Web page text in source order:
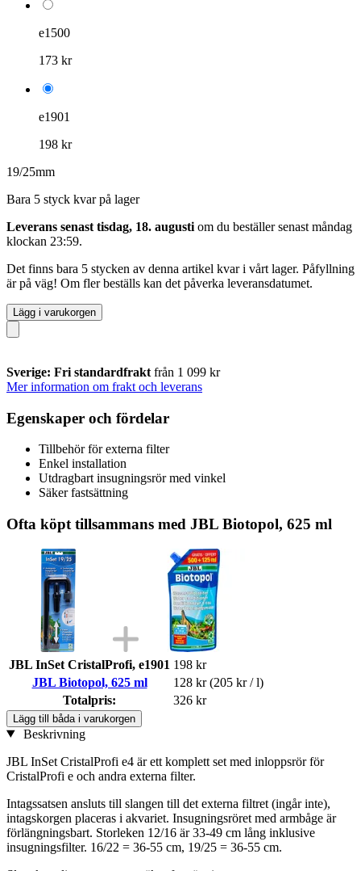
e1500
173 kr
e1901
198 kr
19/25mm
Bara 5 styck kvar på lager
Leverans senast tisdag, 18. augusti om du beställer senast måndag
klockan 23:59.
Det finns bara 5 stycken av denna artikel kvar i vårt lager. Påfyllning
är på väg! Om fler beställs kan det påverka leveransdatumet.
Lägg i varukorgen
Sverige: Fri standardfrakt från 1 099 kr
Mer information om frakt och leverans
Egenskaper och fördelar
Tillbehör för externa filter
Enkel installation
Utdragbart insugningsrör med vinkel
Säker fastsättning
Ofta köpt tillsammans med JBL Biotopol, 625 ml
JBL InSet CristalProfi, e1901 198 kr
JBL Biotopol, 625 ml
128 kr (205 kr / l)
Totalpris:
326 kr
Lägg till båda i varukorgen
Beskrivning
JBL InSet CristalProfi e4 är ett komplett set med inloppsrör för
CristalProfi e och andra externa filter.
Intagssatsen ansluts till slangen till det externa filtret (ingår inte),
intagskorgen placeras i akvariet. Insugningsröret med armbåge är
förlängningsbart. Storleken 12/16 är 33-49 cm lång inklusive
insugningsfilter. 16/22 = 36-55 cm, 19/25 = 36-55 cm.